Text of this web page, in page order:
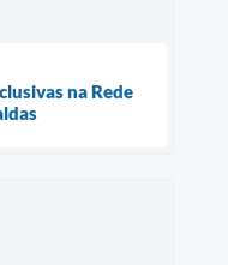
na Rede